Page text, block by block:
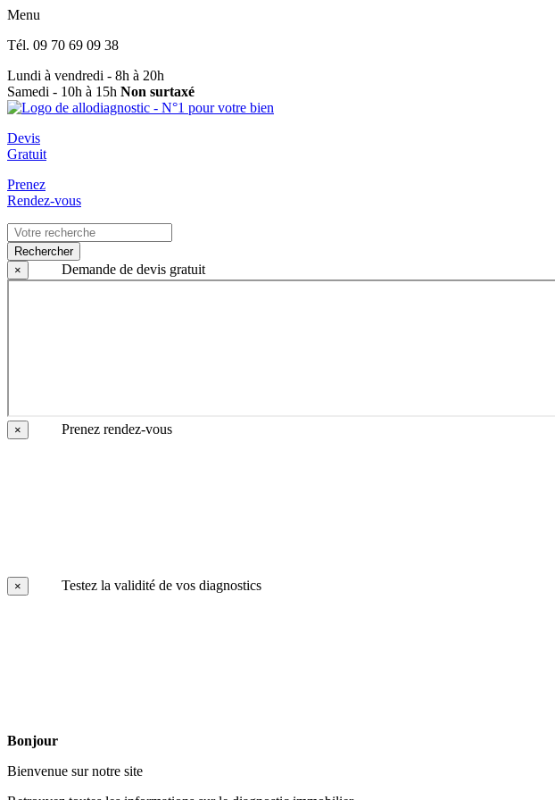
Menu
Tél. 09 70 69 09 38
Lundi à vendredi - 8h à 20h
Samedi - 10h à 15h Non surtaxé
Devis
Gratuit
Prenez
Rendez-vous
Rechercher
×
Demande de devis gratuit
× Prenez rendez-vous
× Testez la validité de vos diagnostics
Bonjour
Bienvenue sur notre site